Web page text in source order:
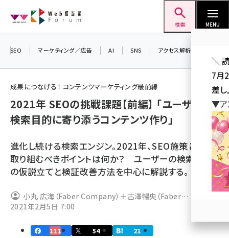
ン
検索 MENU
seo (3516)
youtube (2420)
note (2308)
セミナー (2296)
z世代 (1617)
meo (1274)
SEO マーケティング／広告 AI SNS アクセス解析／データ分析
成果につなげる！ コンテンツマーケティング最前線
2021年 SEOの挑戦課題【前編】 「ユーザーの
検索目的に寄り添うコンテンツ作り」
進化し続ける検索エンジン。2021年、SEO施策として
取り組むべきポイントは何か？ ユーザーの検索目的
の仮説立てと検証改善方法を中心に解説する。
小丸 広海（Faber Company）＋古澤暢央（Faber
Company）
2021年2月5日 7:00
111 54
21
＼
7月
差し
▼ア